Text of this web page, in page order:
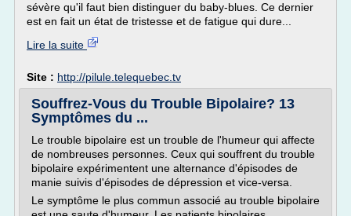
sévère qu'il faut bien distinguer du baby-blues. Ce dernier
est en fait un état de tristesse et de fatigue qui dure...
Lire la suite
Site : http://pilule.telequebec.tv
Souffrez-Vous du Trouble Bipolaire? 13
Symptômes du ...
Le trouble bipolaire est un trouble de l'humeur qui affecte
de nombreuses personnes. Ceux qui souffrent du trouble
bipolaire expérimentent une alternance d'épisodes de
manie suivis d'épisodes de dépression et vice-versa.
Le symptôme le plus commun associé au trouble bipolaire